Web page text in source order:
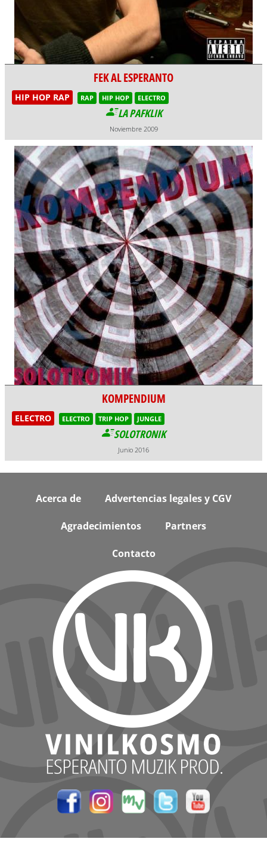
FEK AL ESPERANTO
HIP HOP RAP RAP HIP HOP ELECTRO
LA PAFKLIK
Noviembre 2009
KOMPENDIUM
ELECTRO ELECTRO TRIP HOP JUNGLE
SOLOTRONIK
Junio 2016
FooterAcerca de Advertencias legales y CGV
Agradecimientos Partners
Contacto